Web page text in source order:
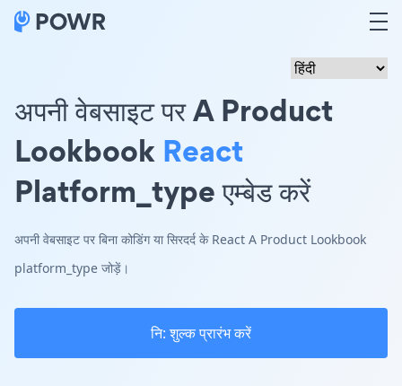
अपनी वेबसाइट पर A Product
Lookbook React
Platform_type एम्बेड करें
अपनी वेबसाइट पर बिना कोडिंग या सिरदर्द के React A Product Lookbook
platform_type जोड़ें।
नि: शुल्क प्रारंभ करें